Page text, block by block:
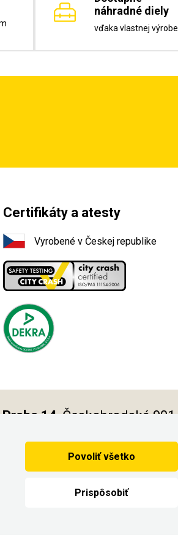
náhradné diely
vďaka vlastnej výrobe
Certifikáty a atesty
Vyrobené v Českej republike
Praha 14, Českobrodská 901
Prispôsobiť
Povoliť všetko